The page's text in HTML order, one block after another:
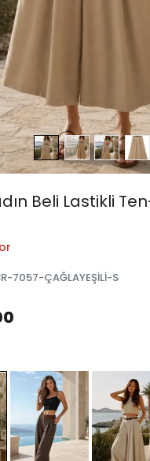
Beli Lastikli
7057-ÇAĞLAYEŞİLİ-S